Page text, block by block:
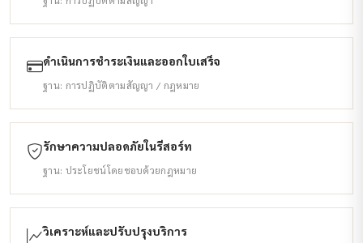
ดำเนินการชำระเงินและออกใบเสร็จ
ฐาน: การปฏิบัติตามสัญญา / กฎหมาย
รักษาความปลอดภัยในรีสอร์ท
ฐาน: ประโยชน์โดยชอบด้วยกฎหมาย
วิเคราะห์และปรับปรุงบริการ